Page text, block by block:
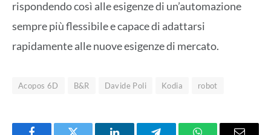
rispondendo così alle esigenze di un’automazione
sempre più flessibile e capace di adattarsi
rapidamente alle nuove esigenze di mercato.
Acopos 6D B&R Davide Poli Kodia robot